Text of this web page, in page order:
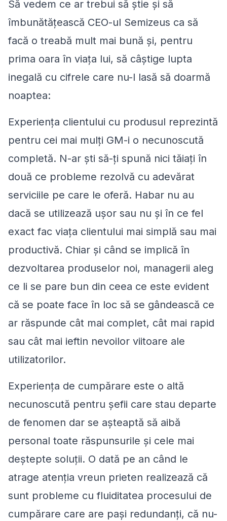
Să vedem ce ar trebui să știe și să
îmbunătățească CEO-ul Semizeus ca să
facă o treabă mult mai bună și, pentru
prima oara în viața lui, să câștige lupta
inegală cu cifrele care nu-l lasă să doarmă
noaptea:
Experiența clientului cu produsul reprezintă
pentru cei mai mulți GM-i o necunoscută
completă. N-ar ști să-ți spună nici tăiați în
două ce probleme rezolvă cu adevărat
serviciile pe care le oferă. Habar nu au
dacă se utilizează ușor sau nu și în ce fel
exact fac viața clientului mai simplă sau mai
productivă. Chiar și când se implică în
dezvoltarea produselor noi, managerii aleg
ce li se pare bun din ceea ce este evident
că se poate face în loc să se gândească ce
ar răspunde cât mai complet, cât mai rapid
sau cât mai ieftin nevoilor viitoare ale
utilizatorilor.
Experiența de cumpărare este o altă
necunoscută pentru șefii care stau departe
de fenomen dar se așteaptă să aibă
personal toate răspunsurile și cele mai
deștepte soluții. O dată pe an când le
atrage atenția vreun prieten realizează că
sunt probleme cu fluiditatea procesului de
cumpărare care are pași redundanți, că nu-